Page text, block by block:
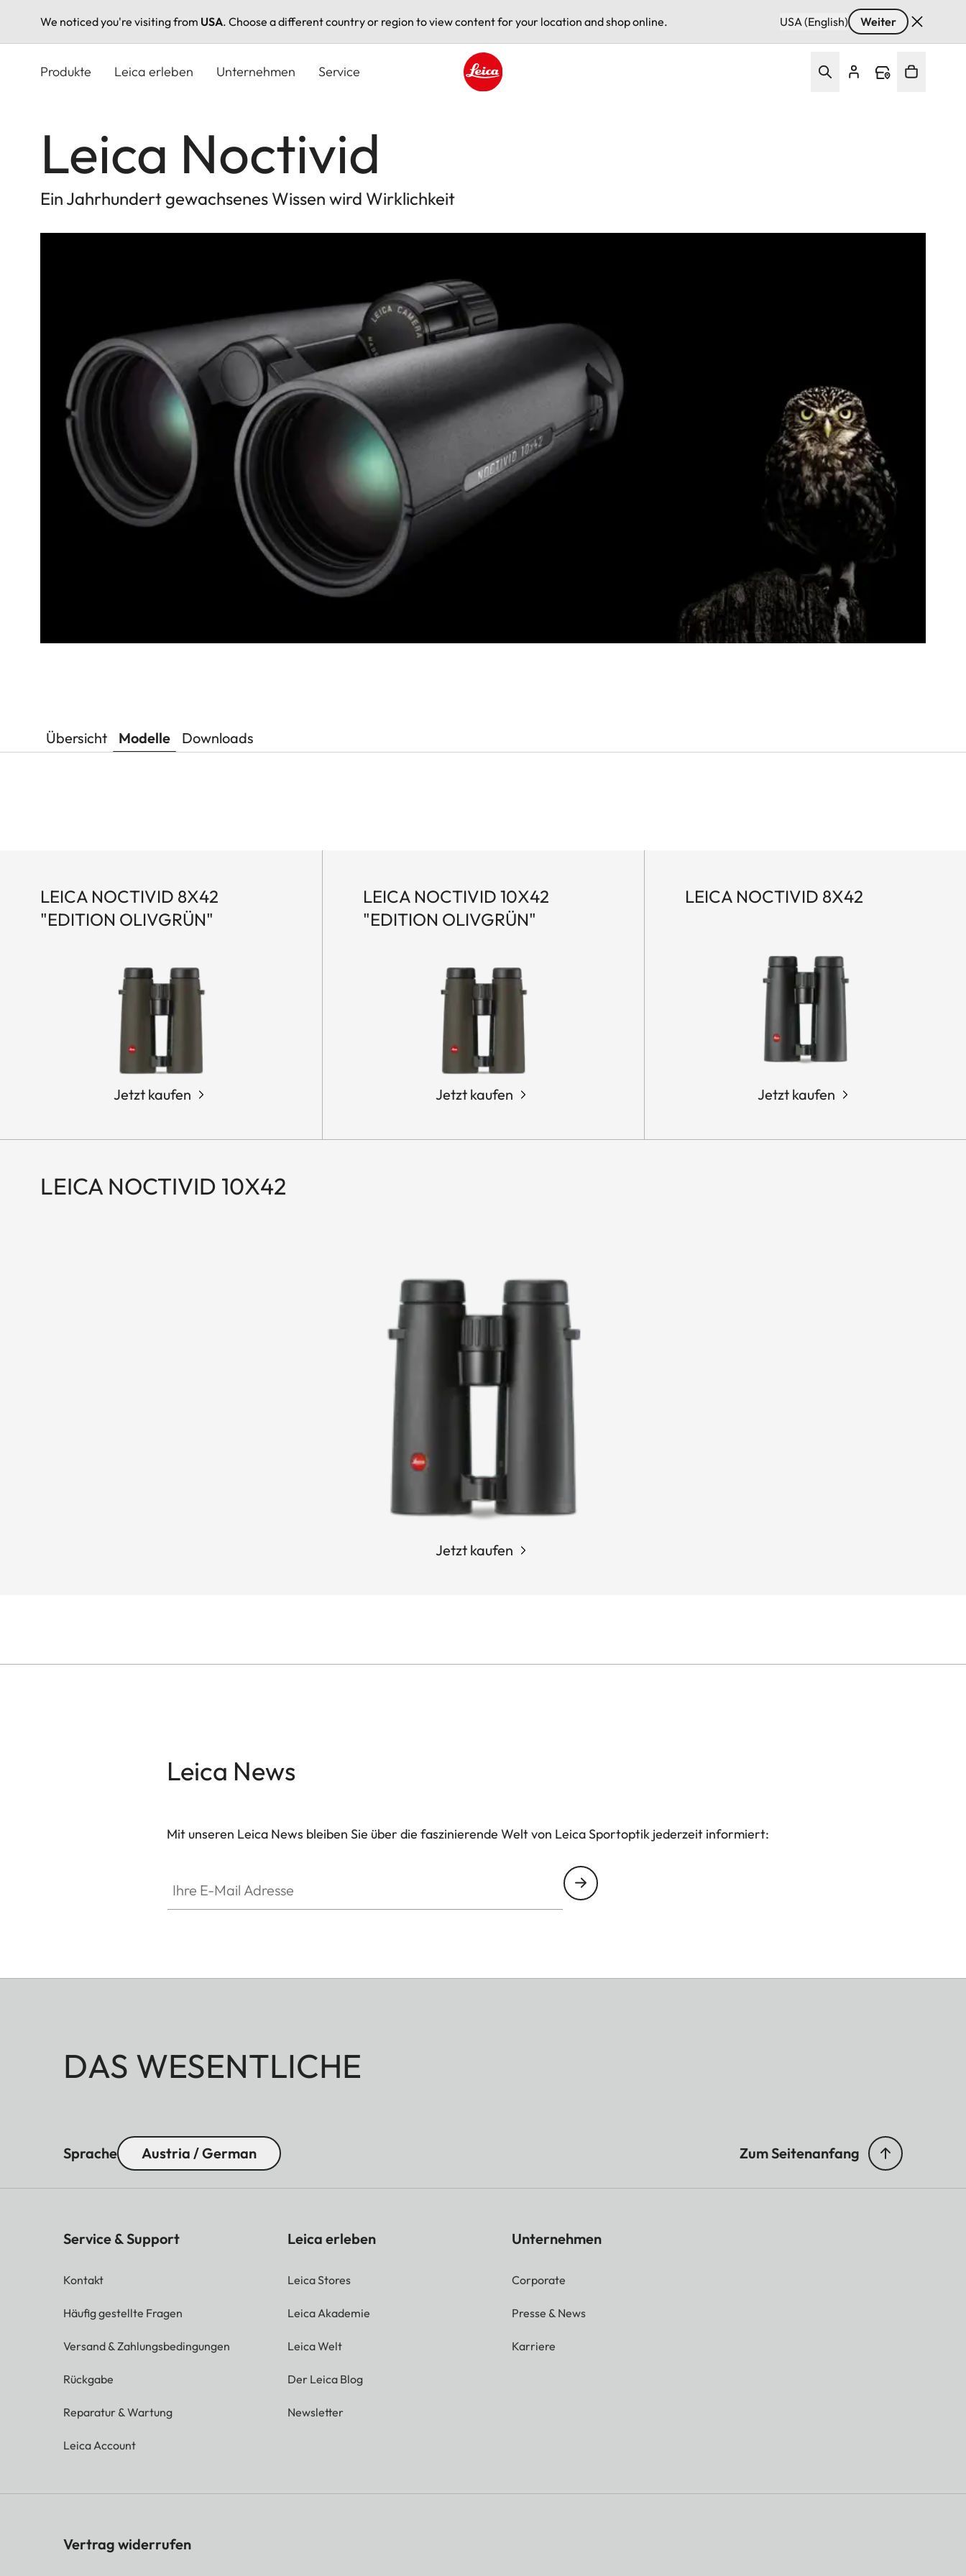
We noticed you're visiting from USA. Choose a different country or region to view content for your location and shop online. USA (English) Weiter
Produkte Leica erleben Unternehmen Service
Leica Noctivid
Ein Jahrhundert gewachsenes Wissen wird Wirklichkeit
Übersicht Modelle Downloads
LEICA NOCTIVID 8X42
"EDITION OLIVGRÜN"
Jetzt kaufen
LEICA NOCTIVID 10X42
"EDITION OLIVGRÜN"
Jetzt kaufen
LEICA NOCTIVID 8X42
Jetzt kaufen
LEICA NOCTIVID 10X42
Jetzt kaufen
Leica News
Mit unseren Leica News bleiben Sie über die faszinierende Welt von Leica Sportoptik jederzeit informiert:
DAS WESENTLICHE
Sprache Austria / German Zum Seitenanfang
Service & Support
Kontakt
Häufig gestellte Fragen
Versand & Zahlungsbedingungen
Rückgabe
Reparatur & Wartung
Leica Account
Leica erleben
Leica Stores
Leica Akademie
Leica Welt
Der Leica Blog
Newsletter
Unternehmen
Corporate
Presse & News
Karriere
Vertrag widerrufen